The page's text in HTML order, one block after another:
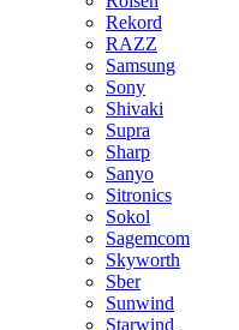
Rekord
RAZZ
Samsung
Sony
Shivaki
Supra
Sharp
Sanyo
Sitronics
Sokol
Sagemcom
Skyworth
Sber
Sunwind
Starwind